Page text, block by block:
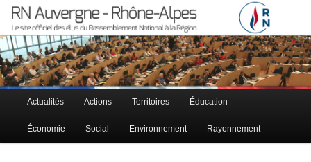
RN Auvergne – Rhône-Alpes
Le site officiel des élus RN à la région Auvergne – Rhône-Alpes
Menu principal
Aller au contenu principal
Aller au contenu secondaire
Actualités Actions Territoires Éducation
Économie Social Environnement Rayonnement